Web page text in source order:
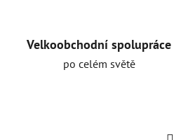
Velkoobchodní spolupráce
po celém světě